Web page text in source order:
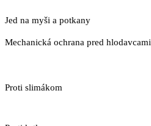
Jed na myši a potkany
Mechanická ochrana pred hlodavcami
Proti slimákom